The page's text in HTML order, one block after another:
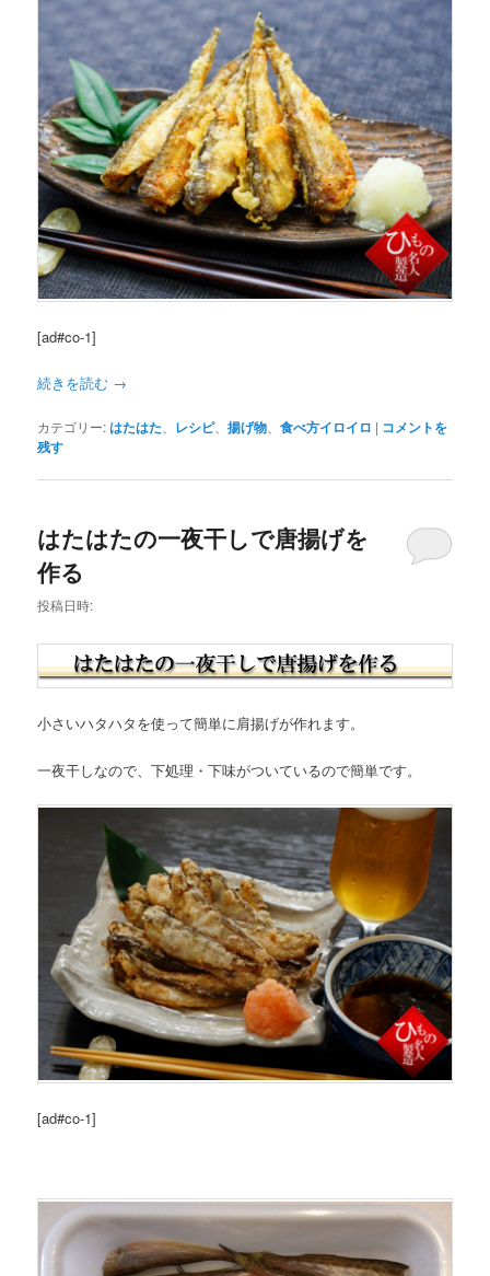
[ad#co-1]
続きを読む →
カテゴリー:はたはた レシピ、揚げ物 、食べ方イロイロ | コメントを
残す
はたはたの一夜干しで唐揚げを
作る
投稿日時:
小さいハタハタを使って簡単に肩揚げが作れます。
一夜干しなので、下処理・下味がついているので簡単です。
[ad#co-1]